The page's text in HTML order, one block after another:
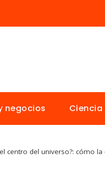
negocios
centro del universo?: cómo